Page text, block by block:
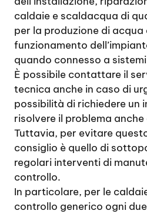
caldaie e scaldacqua di
per la produzione di acqua
funzionamento
quando connesso a
È possibile contattare il
tecnica anche in caso di
possibilità di richiedere un
risolvere il problema
Tuttavia, per evitare
consiglio è quello di
regolari interventi di
controllo.
In particolare, per le
controllo generico ogni